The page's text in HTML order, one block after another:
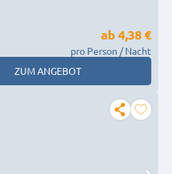
ab 4,38 €
pro Person / Nacht
ZUM ANGEBOT